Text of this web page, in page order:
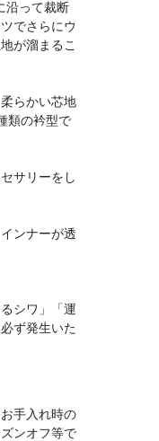
沿って裁断
でさらにウ
が溜まるこ
らかい芯地
類の衿型で
サリーをし
ンナーが透
シワ」「運
ず発生いた
手入れ時の
ンオフ等で